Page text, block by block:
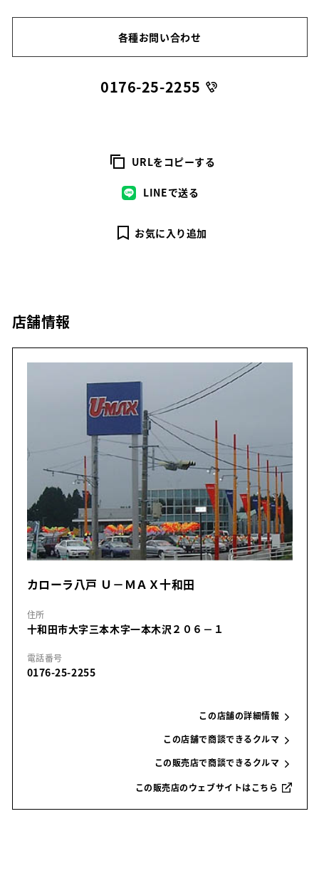
各種お問い合わせ
0176-25-2255
URLをコピーする
LINEで送る
お気に入り追加
店舗情報
カローラ八戸 Ｕ－ＭＡＸ十和田
住所
十和田市大字三本木字一本木沢２０６－１
電話番号
0176-25-2255
この店舗の詳細情報
この店舗で商談できるクルマ
この販売店で商談できるクルマ
この販売店のウェブサイトはこちら